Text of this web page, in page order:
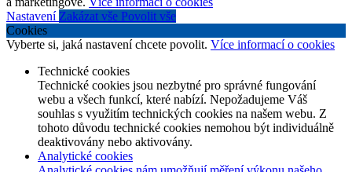
Nastavení Zakázat vše Povolit vše
Cookies
Vyberte si, jaká nastavení chcete povolit. Více informací o cookies
Technické cookies
Technické cookies jsou nezbytné pro správné fungování
webu a všech funkcí, které nabízí. Nepožadujeme Váš
souhlas s využitím technických cookies na našem webu. Z
tohoto důvodu technické cookies nemohou být individuálně
deaktivovány nebo aktivovány.
Analytické cookies